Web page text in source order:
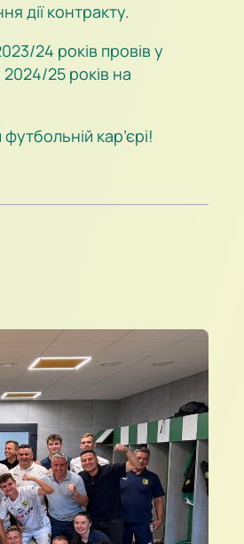
дії контракту.
24 років провів у
25 років на
кар’єрі!